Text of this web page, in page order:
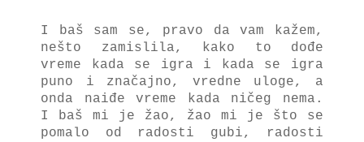
I baš sam se, pravo da vam kažem,
nešto zamislila, kako to dođe
vreme kada se igra i kada se igra
puno i značajno, vredne uloge, a
onda naiđe vreme kada ničeg nema.
I baš mi je žao, žao mi je što se
pomalo od radosti gubi, radosti